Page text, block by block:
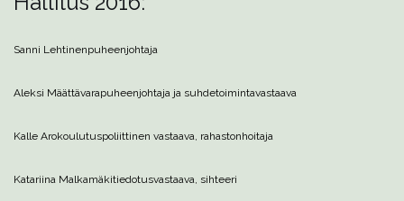
Sanni Lehtinenpuheenjohtaja
Aleksi Määttävarapuheenjohtaja ja suhdetoimintavastaava
Kalle Arokoulutuspoliittinen vastaava, rahastonhoitaja
Katariina Malkamäkitiedotusvastaava, sihteeri